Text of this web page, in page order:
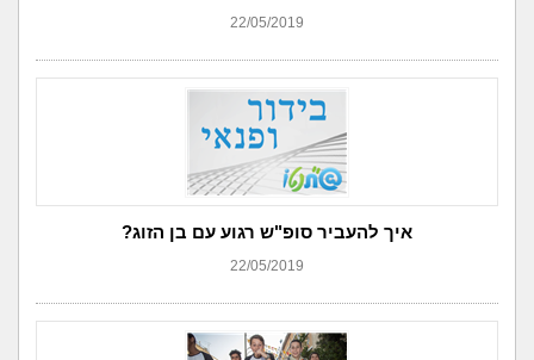
22/05/2019
איך להעביר סופ"ש רגוע עם בן הזוג?
22/05/2019